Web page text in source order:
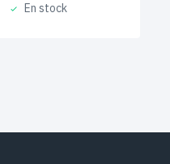
En stock